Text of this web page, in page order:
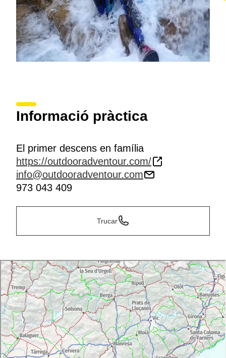
Informació pràctica
El primer descens en família
https://outdooradventour.com/
info@outdooradventour.com
973 043 409
Trucar